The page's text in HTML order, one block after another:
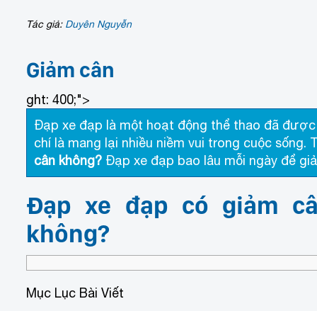
Tác giả: Duyên Nguyễn
Giảm cân
ght: 400;">
Đạp xe đạp là một hoạt động thể thao đã
chí là mang lại nhiều niềm vui trong cuộc sống.
cân không? Đạp xe đạp bao lâu mỗi ngày để
Đạp xe đạp có giảm
không?
Mục Lục Bài Viết